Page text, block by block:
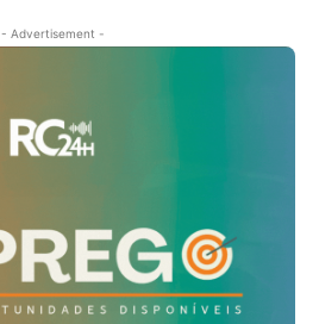
- Advertisement -